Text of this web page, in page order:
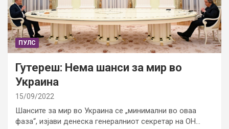
ПУЛС
Гутереш: Нема шанси за мир во
Украина
15/09/2022
Шансите за мир во Украина се „минимални во оваа
фаза“, изјави денеска генералниот секретар на ОН…